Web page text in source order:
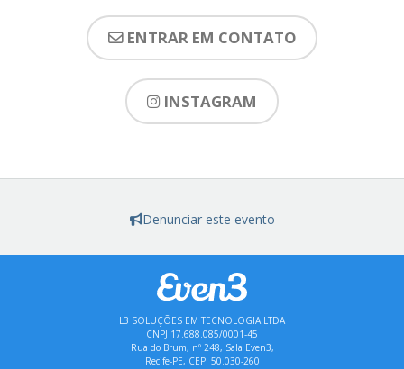
ENTRAR EM CONTATO
INSTAGRAM
Denunciar este evento
L3 SOLUÇÕES EM TECNOLOGIA LTDA
CNPJ 17.688.085/0001-45
Rua do Brum, nº 248, Sala Even3,
Recife-PE, CEP: 50.030-260